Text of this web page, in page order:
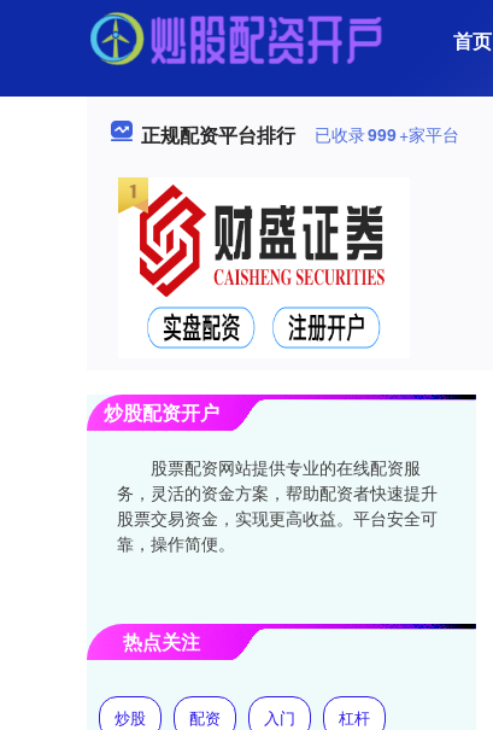
首页
正规配资平台排行 已收录999+家平台
炒股配资开户
股票配资网站提供专业的在线配资服
务，灵活的资金方案，帮助配资者快速提升
股票交易资金，实现更高收益。平台安全可
靠，操作简便。
热点关注
炒股 配资 入门 杠杆